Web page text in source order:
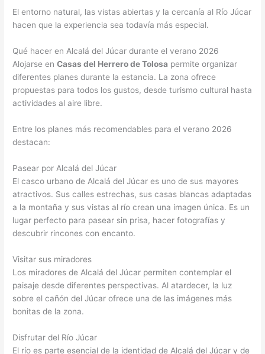
El entorno natural, las vistas abiertas y la cercanía al Río Júcar
hacen que la experiencia sea todavía más especial.
Qué hacer en Alcalá del Júcar durante el verano 2026
Alojarse enCasas del Herrero de Tolosa permite organizar
diferentes planes durante la estancia. La zona ofrece
propuestas para todos los gustos, desde turismo cultural hasta
actividades al aire libre.
Entre los planes más recomendables para el verano 2026
destacan:
Pasear por Alcalá del Júcar
El casco urbano de Alcalá del Júcar es uno de sus mayores
atractivos. Sus calles estrechas, sus casas blancas adaptadas
a la montaña y sus vistas al río crean una imagen única. Es un
lugar perfecto para pasear sin prisa, hacer fotografías y
descubrir rincones con encanto.
Visitar sus miradores
Los miradores de Alcalá del Júcar permiten contemplar el
paisaje desde diferentes perspectivas. Al atardecer, la luz
sobre el cañón del Júcar ofrece una de las imágenes más
bonitas de la zona.
Disfrutar del Río Júcar
El río es parte esencial de la identidad de Alcalá del Júcar y de